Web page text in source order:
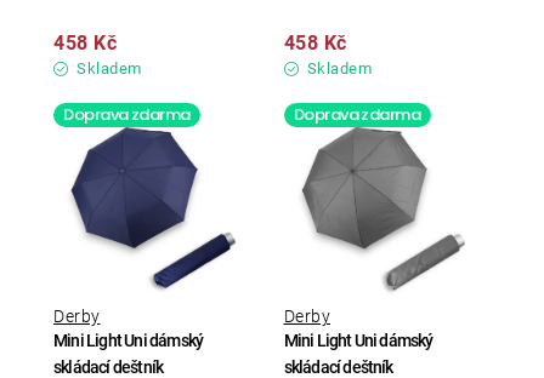
Skladem
458 Kč
Skladem
458 Kč
Doprava zdarma
Mini Light Uni dámský
skládací deštník
Derby
Doprava zdarma
Mini Light Uni dámský
skládací deštník
Derby